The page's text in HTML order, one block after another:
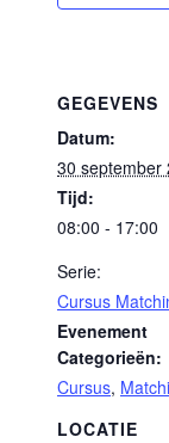
GEGEVENS
Datum:
30 september
Tijd:
08:00 - 17:00
Serie:
Cursus
Evenement
Categorieën:
Cursus,
LOCATIE